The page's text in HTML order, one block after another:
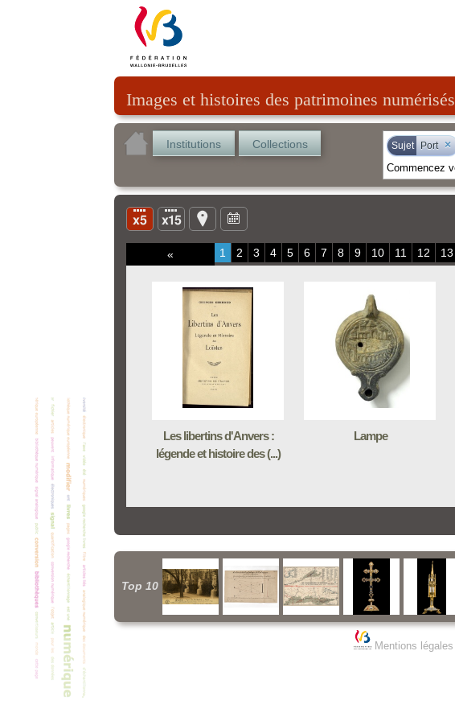
Images et histoires des patrimoines numérisés
Institutions Collections Sujet Port ×
« 1 2 3 4 5 6 7 8 9 10 11 12 13
Les libertins d'Anvers :
légende et histoire des (...)
Lampe
Top 10
Mentions légales